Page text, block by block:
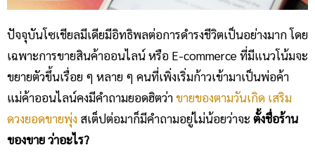
ปัจจุบันโซเชียลมีเดียมีอิทธิพลต่อการดำรงชีวิตเป็นอย่างมาก โดย
เฉพาะการขายสินค้าออนไลน์ หรือ E-commerce ที่มีแนวโน้มจะ
ขยายตัวขึ้นเรื่อย ๆ หลาย ๆ คนที่เพิ่งเริ่มก้าวเข้ามาเป็นพ่อค้า
แม่ค้าออนไลน์คงมีคำถามยอดฮิตว่าขายของตามวันเกิด เสริม
ดวงยอดขายพุ่ง สเต็ปต่อมาก็มีคำถามอยู่ไม่น้อยว่าจะ ตั้งชื่อร้าน
ของขาย ว่าอะไร?